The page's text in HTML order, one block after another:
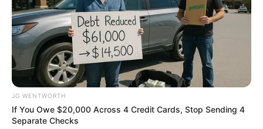
JG WENTWORTH
If You Owe $20,000 Across 4 Credit Cards, Stop Sending 4
Separate Checks